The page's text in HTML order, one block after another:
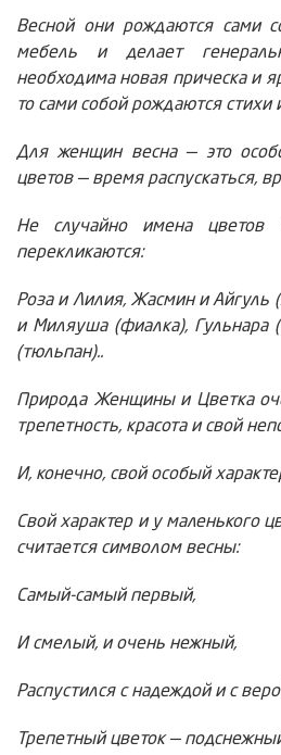
Весной они рождаются сами
мебель и делает
необходима новая прическа и
то сами собой рождаются стихи
Для женщин весна — это
цветов — время распускаться,
Не случайно имена
перекликаются:
Роза и Лилия, Жасмин и Айгуль
и Миляуша (фиалка), Гульнара
(тюльпан)..
Природа Женщины и Цветка
трепетность, красота и свой
И, конечно, свой особый
Свой характер и у маленького
считается символом весны:
Самый-самый первый,
И смелый, и очень нежный,
Распустился с надеждой и с
Трепетный цветок —